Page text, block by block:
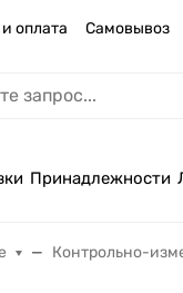
оплата Самовывоз
Принадлежности
Контрольно-